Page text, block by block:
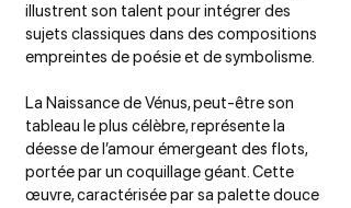
illustrent son talent pour intégrer des
sujets classiques dans des compositions
empreintes de poésie et de symbolisme.
La Naissance de Vénus, peut-être son
tableau le plus célèbre, représente la
déesse de l’amour émergeant des flots,
portée par un coquillage géant. Cette
œuvre, caractérisée par sa palette douce